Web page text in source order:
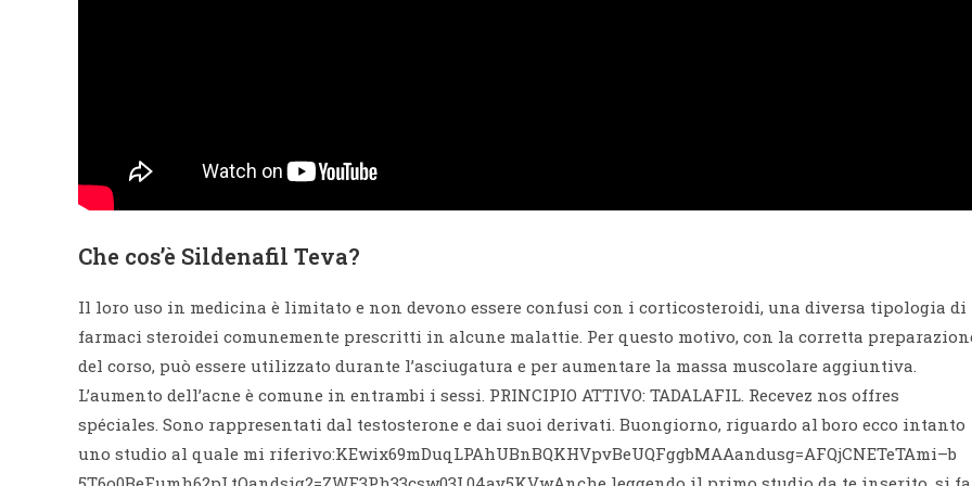
Che cos’è Sildenafil Teva?
Il loro uso in medicina è limitato e non devono essere confusi con i corticosteroidi, una diversa tipologia di
farmaci steroidei comunemente prescritti in alcune malattie. Per questo motivo, con la corretta
del corso, può essere utilizzato durante l’asciugatura e per aumentare la massa muscolare aggiuntiva.
L’aumento dell’acne è comune in entrambi i sessi. PRINCIPIO ATTIVO: TADALAFIL. Recevez nos offres
spéciales. Sono rappresentati dal testosterone e dai suoi derivati. Buongiorno, riguardo al boro ecco intanto
uno studio al quale mi riferivo:KEwix69mDuqLPAhUBnBQKHVpvBeUQFggbMAAandusg=AFQjCNETeTAmi–b